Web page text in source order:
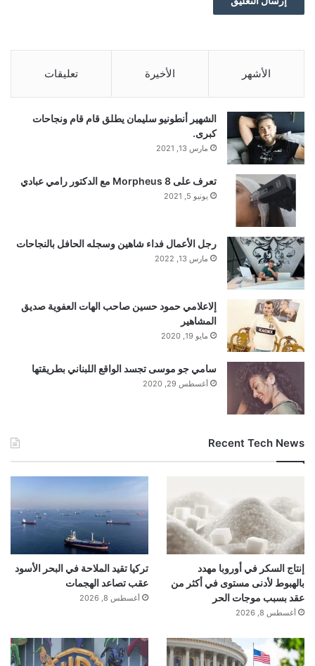
الأشهر الأخيرة تعليقات
الشهير أنطونيو سليمان يطلق قام قام ونجاحات
كبرى.
مارس 13, 2021
تعرف على Morpheus 8 مع الدكتور رامي عبادي
يونيو 5, 2021
رجل الأعمال فداء شاهين وسجله الحافل بالنجاحات
مارس 13, 2022
إلاعلامي حمود حسين صاحب الهات العفوية صديق
المشاهير
مايو 19, 2020
سامي جو موسى تجسد الواقع اللبناني بطريقتها
أغسطس 29, 2020
Recent Tech News
إنتاج السكر في أوروبا مهدد
بالهبوط لأدنى مستوى في أكثر من
عقد بسبب موجات الحر
أغسطس 8, 2026
تركيا تقيد الملاحة في البحر الأسود
عقب تصاعد الهجمات
أغسطس 8, 2026